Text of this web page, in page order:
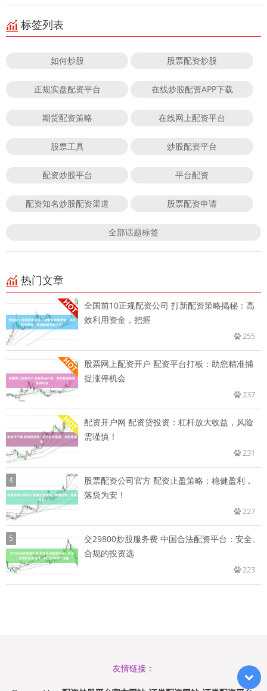
标签列表
如何炒股 股票配资炒股
正规实盘配资平台 在线炒股配资APP下载
期货配资策略 在线网上配资平台
股票工具 炒股配资平台
配资炒股平台 平台配资
配资知名炒股配资渠道 股票配资申请
全部话题标签
热门文章
全国前10正规配资公司 打新配资策略揭秘：高
效利用资金，把握
255
股票网上配资开户 配资平台打板：助您精准捕
捉涨停机会
237
配资开户网 配资贷投资：杠杆放大收益，风险
需谨慎！
231
4
股票配资公司官方 配资止盈策略：稳健盈利，
落袋为安！
227
5
交29800炒股服务费 中国合法配资平台：安全、
合规的投资选
223
友情链接：